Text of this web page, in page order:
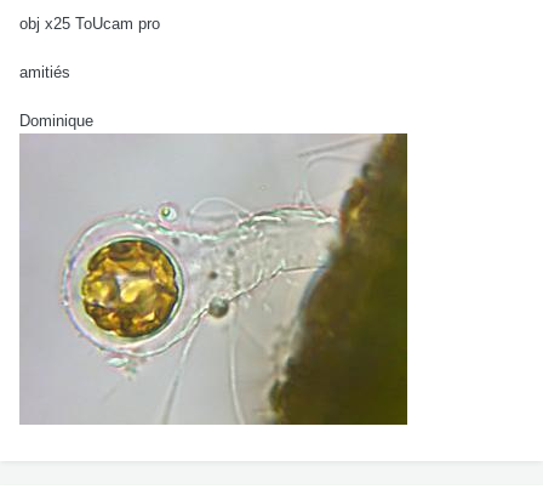
obj x25 ToUcam pro
amitiés
Dominique